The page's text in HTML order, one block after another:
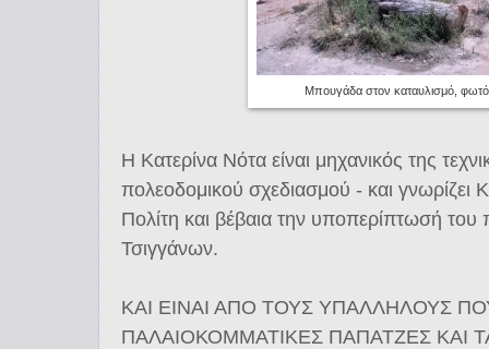
Μπουγάδα στον καταυλισμό,
Η Κατερίνα Νότα είναι μηχανικός της
πολεοδομικού σχεδιασμού - και
Πολίτη και βέβαια την υποπερίπτωσή του
Τσιγγάνων.
ΚΑΙ ΕΙΝΑΙ ΑΠΟ ΤΟΥΣ ΥΠΑΛΛΗΛΟΥΣ
ΠΑΛΑΙΟΚΟΜΜΑΤΙΚΕΣ ΠΑΠΑΤΖΕΣ ΚΑΙ